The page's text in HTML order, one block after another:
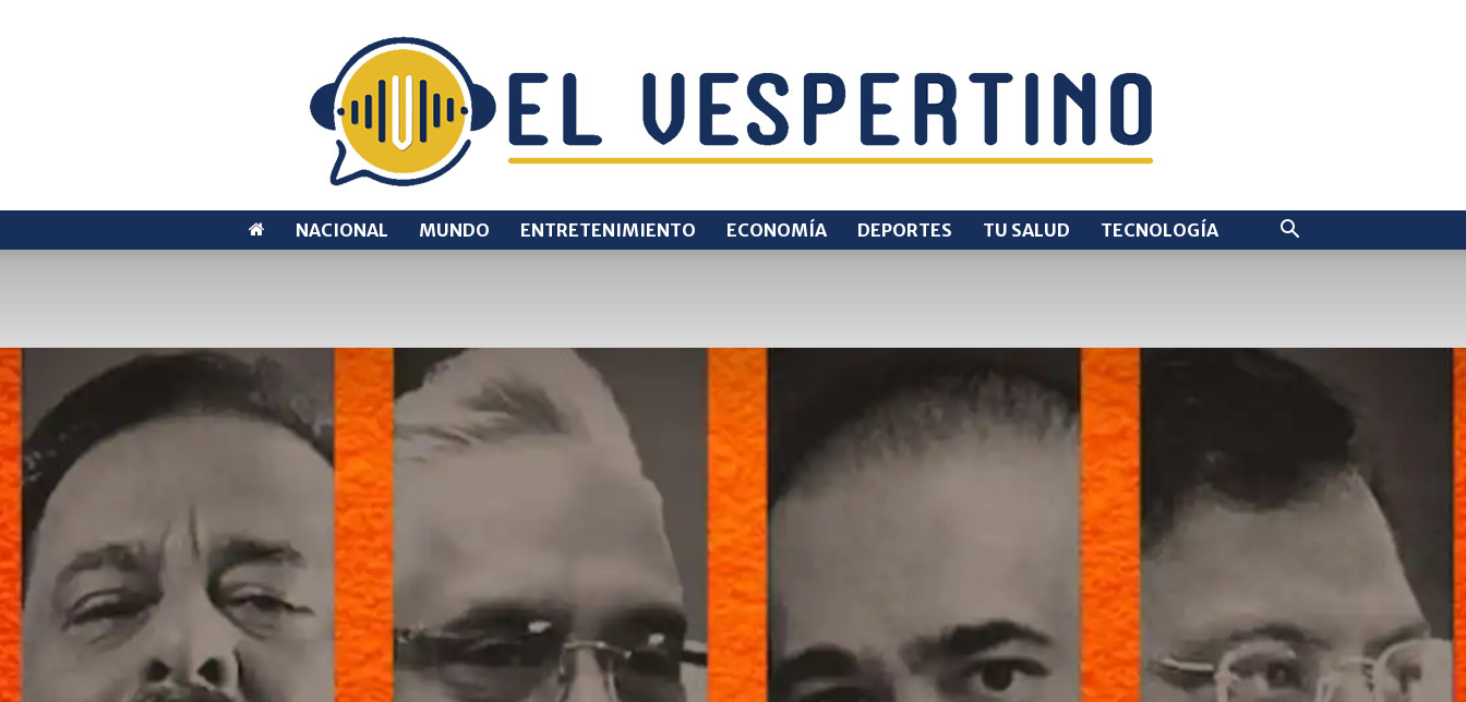
NACIONAL MUNDO ENTRETENIMIENTO ECONOMÍA DEPORTES TU SALUD TECNOLOGÍA